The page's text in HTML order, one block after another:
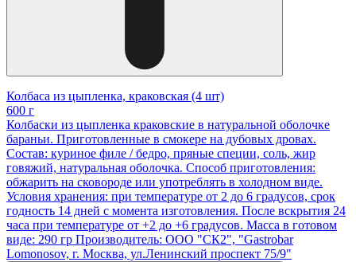
Колбаса из цыпленка, краковская (4 шт)
600 г
Колбаски из цыпленка краковские в натуральной оболочке
бараньи. Приготовленные в смокере на дубовых дровах.
Состав: куриное филе / бедро, пряные специи, соль, жир
говяжий, натуральная оболочка. Способ приготовления:
обжарить на сковороде или употреблять в холодном виде.
Условия хранения: при температуре от 2 до 6 градусов, срок
годность 14 дней с момента изготовления. После вскрытия 24
часа при температуре от +2 до +6 градусов. Масса в готовом
виде: 290 гр Производитель: ООО "СК2", "Gastrobar
Lomonosov, г. Москва, ул.Ленинский проспект 75/9"